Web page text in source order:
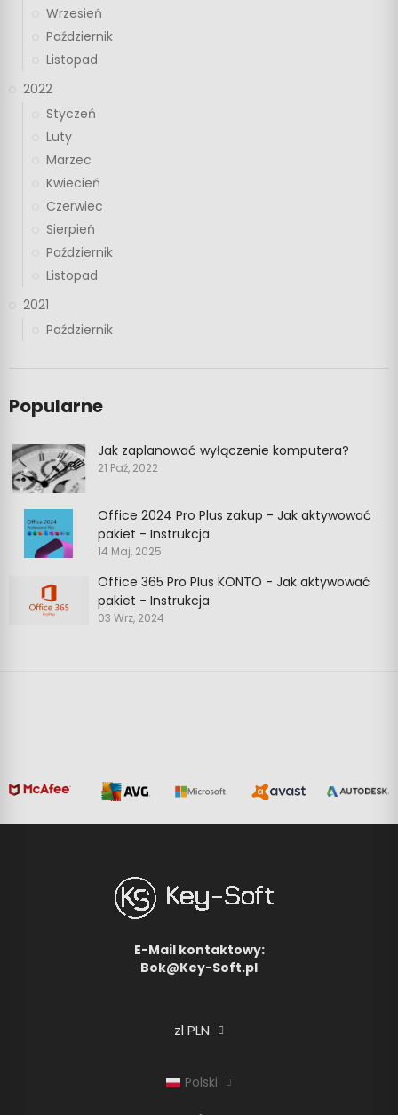
Wrzesień
Październik
Listopad
2022
Styczeń
Luty
Marzec
Kwiecień
Czerwiec
Sierpień
Październik
Listopad
2021
Październik
Popularne
Jak zaplanować wyłączenie komputera?
21 Paź, 2022
Office 2024 Pro Plus zakup - Jak aktywować
pakiet - Instrukcja
14 Maj, 2025
Office 365 Pro Plus KONTO - Jak aktywować
pakiet - Instrukcja
03 Wrz, 2024
E-Mail kontaktowy:
Bok@Key-Soft.pl
zl PLN
Polski